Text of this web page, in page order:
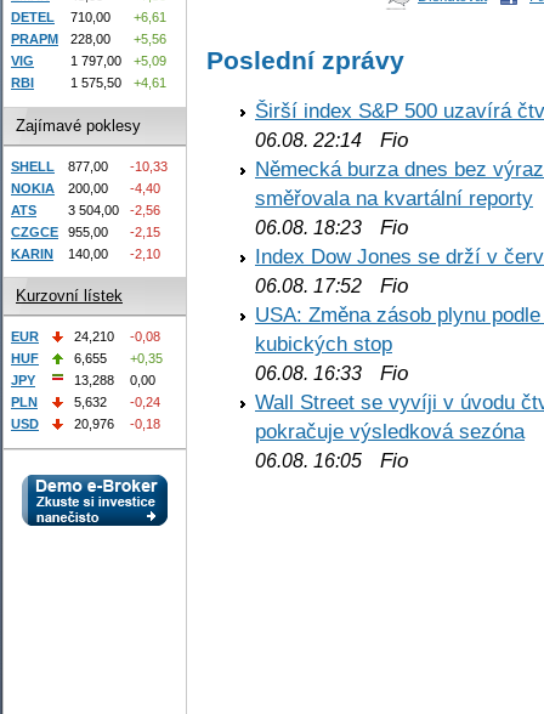
Poslední zprávy
Širší index S&P 500 uzavírá
06.08. 22:14 Fio
Německá burza dnes bez
směřovala na kvartální reporty
06.08. 18:23 Fio
Index Dow Jones se drží v
06.08. 17:52 Fio
USA: Změna zásob plynu
kubických stop
06.08. 16:33 Fio
Wall Street se vyvíji v úvodu
pokračuje výsledková sezóna
06.08. 16:05 Fio
DETEL
710,00
+6,61
PRAPM
228,00
+5,56
VIG
1 797,00
+5,09
RBI
1 575,50 +4,61
Zajímavé poklesy
SHELL 877,00
-10,33
NOKIA
200,00
-4,40
ATS
3 504,00
-2,56
CZGCE
955,00
-2,15
KARIN
140,00 -2,10
Kurzovní lístek
EUR 24,210
-0,08
HUF
6,655
+0,35
JPY
13,288
0,00
PLN
5,632
-0,24
USD
20,976 -0,18